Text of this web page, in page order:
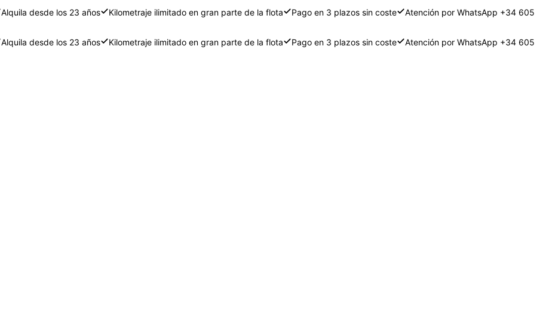
Alquila desde los 23 años Kilometraje ilimitado en gran parte de la flota Pago en 3 plazos sin coste
Atención por WhatsApp +34 605
Alquila desde los 23 años Kilometraje ilimitado en gran parte de la flota Pago en 3 plazos sin coste
Atención por WhatsApp +34 605